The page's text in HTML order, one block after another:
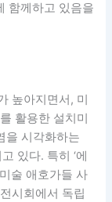
함께하고 있음을
높아지면서, 미
활용한 설치미
을 시각화하는
있다. 특히 ‘에
술 애호가들 사
시회에서 독립